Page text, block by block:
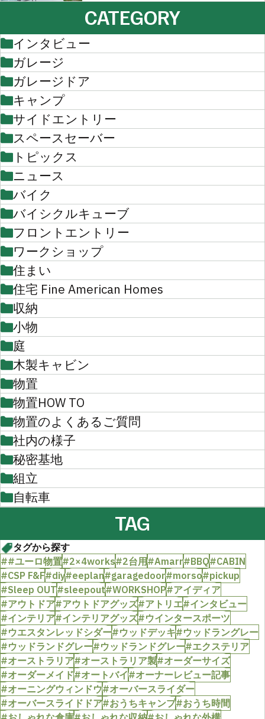
CATEGORY
インタビュー
ガレージ
ガレージドア
キャンプ
サイドエントリー
スペースセーバー
トピックス
ニュース
バイク
バイシクルキューブ
フロントエントリー
ワークショップ
住まい
住宅 Fine American Homes
収納
小物
庭
木製キャビン
物置
物置HOW TO
物置のよくあるご質問
社内の様子
秘密基地
組立
自転車
TAG
タグから探す
##ユーロ物置#2×4works#2台用#Amarr#BBQ#CABIN
#CSP F&F#diy#eeplan#garagedoor#morso#pickup
#Sleep OUT#sleepout#WORKSHOP#アイディア
#アウトドア#アウトドアグッズ#アトリエ#インタビュー
#インテリア#インテリアグッズ#ウインタースポーツ
#ウエスタンレッドシダー#ウッドデッキ#ウッドラングレー
#ウッドランドグレー#ウッドランドグレー#エクステリア
#オーストラリア#オーストラリア製#オーダーサイズ
#オーダーメイド#オートバイ#オーナーレビュー記事
#オーニングウィンドウ#オーバースライダー
#オーバースライドドア#おうちキャンプ#おうち時間